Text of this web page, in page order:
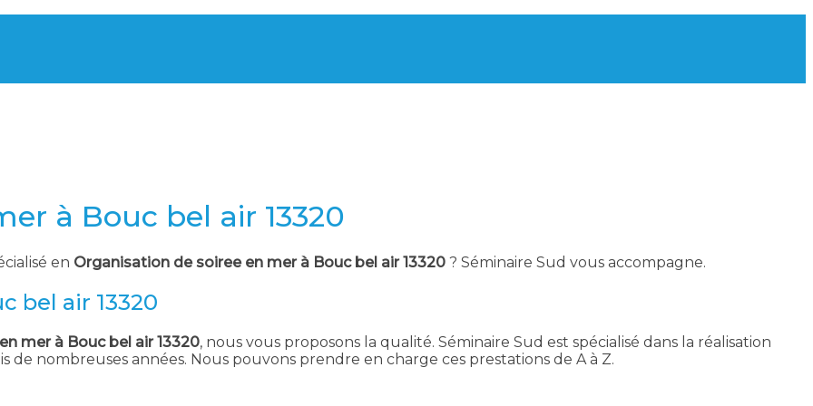
à Bouc bel air 13320
en Organisation de soiree en mer à Bouc bel air 13320 ? Séminaire Sud vous accompagne.
bel air 13320
mer à Bouc bel air 13320, nous vous proposons la qualité. Séminaire Sud est spécialisé dans la réalisation
nombreuses années. Nous pouvons prendre en charge ces prestations de A à Z.